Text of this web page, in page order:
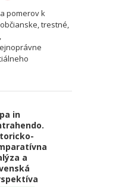
pomerov k
trestné,
in
a